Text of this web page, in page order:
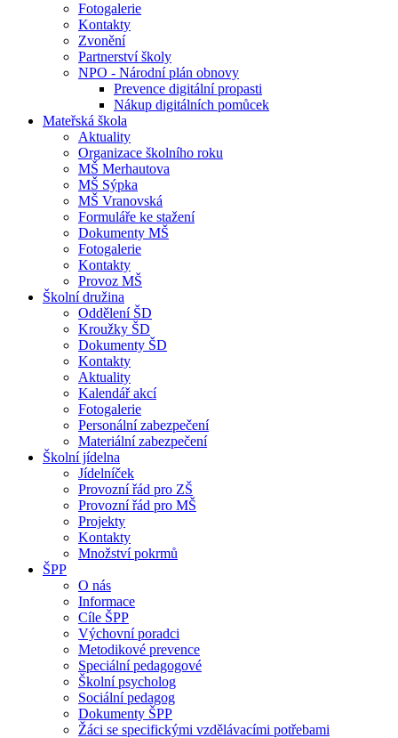
Fotogalerie
Kontakty
Zvonění
Partnerství školy
NPO - Národní plán obnovy
Prevence digitální propasti
Nákup digitálních pomůcek
Mateřská škola
Aktuality
Organizace školního roku
MŠ Merhautova
MŠ Sýpka
MŠ Vranovská
Formuláře ke stažení
Dokumenty MŠ
Fotogalerie
Kontakty
Provoz MŠ
Školní družina
Oddělení ŠD
Kroužky ŠD
Dokumenty ŠD
Kontakty
Aktuality
Kalendář akcí
Fotogalerie
Personální zabezpečení
Materiální zabezpečení
Školní jídelna
Jídelníček
Provozní řád pro ZŠ
Provozní řád pro MŠ
Projekty
Kontakty
Množství pokrmů
ŠPP
O nás
Informace
Cíle ŠPP
Výchovní poradci
Metodikové prevence
Speciální pedagogové
Školní psycholog
Sociální pedagog
Dokumenty ŠPP
Žáci se specifickými vzdělávacími potřebami